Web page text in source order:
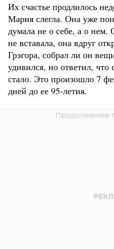
Их счастье продлилось
Мария слегла. Она уже
думала не о себе, а о
не вставала, она вдруг
Грэгора, собрал ли он
удивился, но ответил, что
стало. Это произошло 7
дней до ее 95-летия.